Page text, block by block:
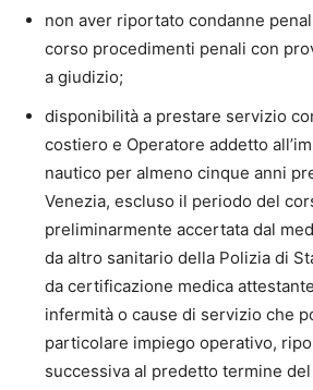
non aver riportato condanne
corso procedimenti penali con
a giudizio;
disponibilità a prestare servizio
costiero e Operatore addetto
nautico per almeno cinque anni
Venezia, escluso il periodo del
preliminarmente accertata dal
da altro sanitario della Polizia di
da certificazione medica attestante
infermità o cause di servizio che
particolare impiego operativo,
successiva al predetto termine